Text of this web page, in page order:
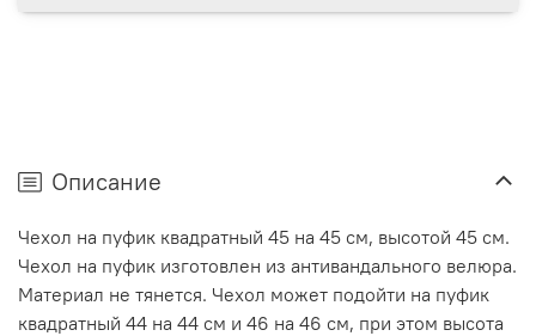
Описание
Чехол на пуфик квадратный 45 на 45 см, высотой 45 см.
Чехол на пуфик изготовлен из антивандального велюра.
Материал не тянется. Чехол может подойти на пуфик
квадратный 44 на 44 см и 46 на 46 см, при этом высота